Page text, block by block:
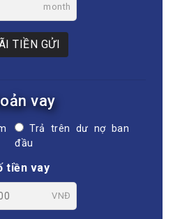
month
TIỀN GỬI
vay
Trả trên dư nợ ban
đầu
tiền vay
VNĐ